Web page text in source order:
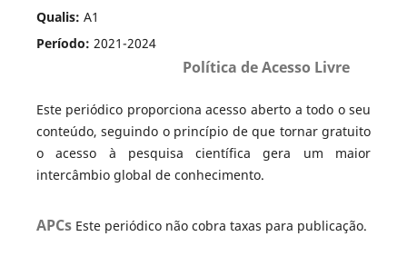
Qualis: A1
Período: 2021-2024
Política de Acesso Livre
Este periódico proporciona acesso aberto a todo o seu
conteúdo, seguindo o princípio de que tornar gratuito
o acesso à pesquisa científica gera um maior
intercâmbio global de conhecimento.
APCs Este periódico não cobra taxas para publicação.